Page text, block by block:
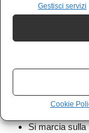
Gestisci servizi
Cookie
Roccia e la
La logica è
Si brucia la
Si marcia sulla